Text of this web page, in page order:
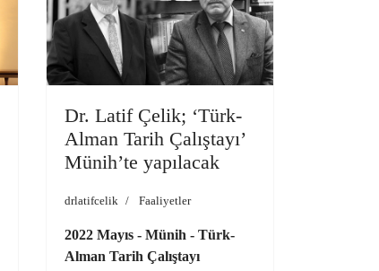
Dr. Latif Çelik; ‘Türk-
Alman Tarih Çalıştayı’
Münih’te yapılacak
drlatifcelik Faaliyetler
2022 Mayıs - Münih - Türk-
Alman Tarih Çalıştayı